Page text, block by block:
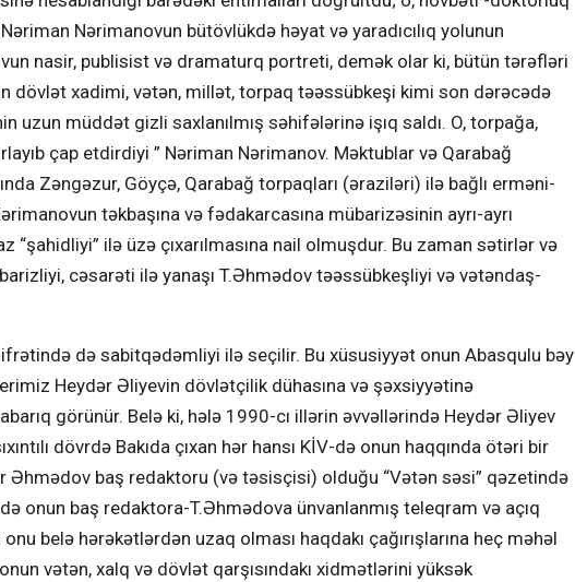
Nərimanovun bütövlükdə həyat və yaradıcılıq yolunun
nasir, publisist və dramaturq portreti, demək olar ki, bütün tərəfləri
dövlət xadimi, vətən, millət, torpaq təəssübkeşi kimi son dərəcədə
uzun müddət gizli saxlanılmış səhifələrinə işıq saldı. O, torpağa,
çap etdirdiyi ” Nəriman Nərimanov. Məktublar və Qarabağ
Zəngəzur, Göyçə, Qarabağ torpaqları (əraziləri) ilə bağlı erməni-
təkbaşına və fədakarcasına mübarizəsinin ayrı-ayrı
ilə üzə çıxarılmasına nail olmuşdur. Bu zaman sətirlər və
cəsarəti ilə yanaşı T.Əhmədov təəssübkeşliyi və vətəndaş-
də sabitqədəmliyi ilə seçilir. Bu xüsusiyyət onun Abasqulu bəy
Heydər Əliyevin dövlətçilik dühasına və şəxsiyyətinə
görünür. Belə ki, hələ 1990-cı illərin əvvəllərində Heydər Əliyev
dövrdə Bakıda çıxan hər hansı KİV-də onun haqqında ötəri bir
Əhmədov baş redaktoru (və təsisçisi) olduğu “Vətən səsi” qəzetində
onun baş redaktora-T.Əhmədova ünvanlanmış teleqram və açıq
belə hərəkətlərdən uzaq olması haqdakı çağırışlarına heç məhəl
vətən, xalq və dövlət qarşısındakı xidmətlərini yüksək